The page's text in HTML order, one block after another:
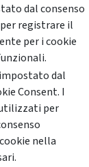
dal consenso
registrare il
per i cookie
dal
Consent. I
per
nella